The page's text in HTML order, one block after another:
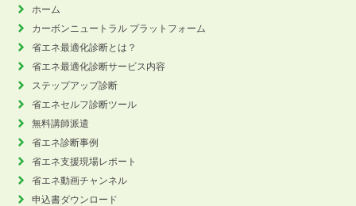
ホーム
カーボンニュートラル プラットフォーム
省エネ最適化診断とは？
省エネ最適化診断サービス内容
ステップアップ診断
省エネセルフ診断ツール
無料講師派遣
省エネ診断事例
省エネ支援現場レポート
省エネ動画チャンネル
申込書ダウンロード